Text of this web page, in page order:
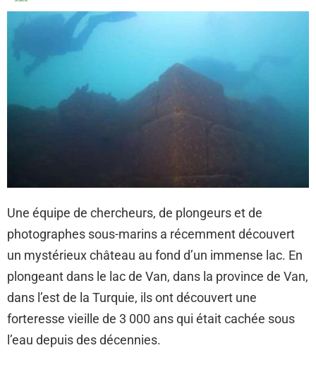
Une équipe de chercheurs, de plongeurs et de
photographes sous-marins a récemment découvert
un mystérieux château au fond d’un immense lac. En
plongeant dans le lac de Van, dans la province de Van,
dans l’est de la Turquie, ils ont découvert une
forteresse vieille de 3 000 ans qui était cachée sous
l’eau depuis des décennies.